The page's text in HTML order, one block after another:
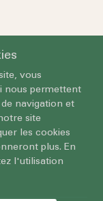
vous
nous permettent
navigation et
site
les cookies
plus. En
l'utilisation